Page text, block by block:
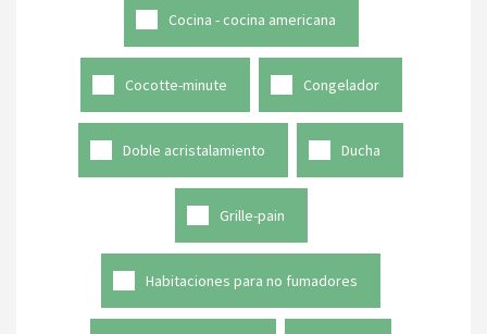
Cocina - cocina americana
Cocotte-minute Congelador
Doble acristalamiento Ducha
Grille-pain
Habitaciones para no fumadores